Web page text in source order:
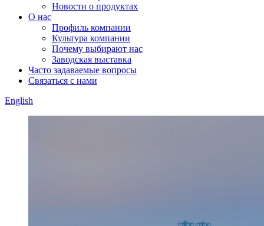
Новости о продуктах
О нас
Профиль компании
Культура компании
Почему выбирают нас
Заводская выставка
Часто задаваемые вопросы
Связаться с нами
English